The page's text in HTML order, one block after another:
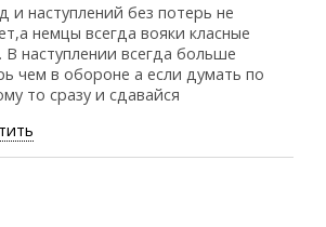
и наступлений без потерь не
немцы всегда вояки класные
В наступлении всегда больше
чем в обороне а если думать по
то сразу и сдавайся